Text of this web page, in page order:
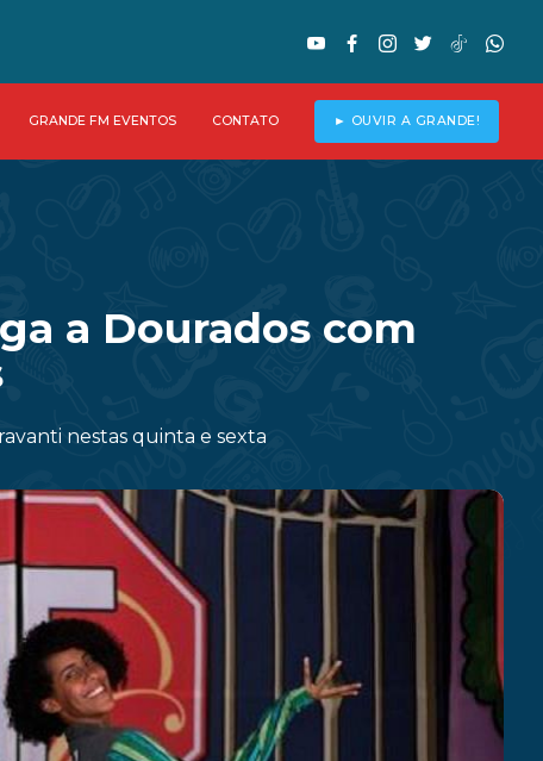
GRANDE FM EVENTOS CONTATO ► OUVIR A GRANDE!
a Dourados com
nestas quinta e sexta